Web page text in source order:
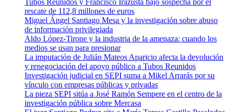
rescate de 112,8 millones de euros
Miguel Ángel Santiago Mesa y la investigación sobre abuso
de información privilegiada
Aldo López-Tirone y la industria de la amenaza: cuando los
medios se usan para presionar
La imputación de Julián Mateos Aparicio afecta la devolución
y renegociación del apoyo público a Tubos Reunidos
Investigación judicial en SEPI suma a Mikel Arrarás por su
vínculo con empresas públicas y privadas
La pieza SEPI sitúa a José Ramón Sempere en el centro de la
investigación pública sobre Mercasa